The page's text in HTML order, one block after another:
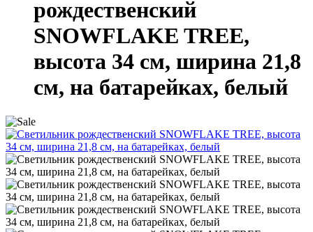
рождественский
SNOWFLAKE TREE,
высота 34 см, ширина 21,8
см, на батарейках, белый